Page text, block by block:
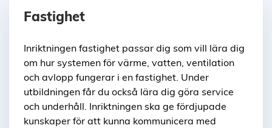
Fastighet
Inriktningen fastighet passar dig som vill lära dig
om hur systemen för värme, vatten, ventilation
och avlopp fungerar i en fastighet. Under
utbildningen får du också lära dig göra service
och underhåll. Inriktningen ska ge fördjupade
kunskaper för att kunna kommunicera med